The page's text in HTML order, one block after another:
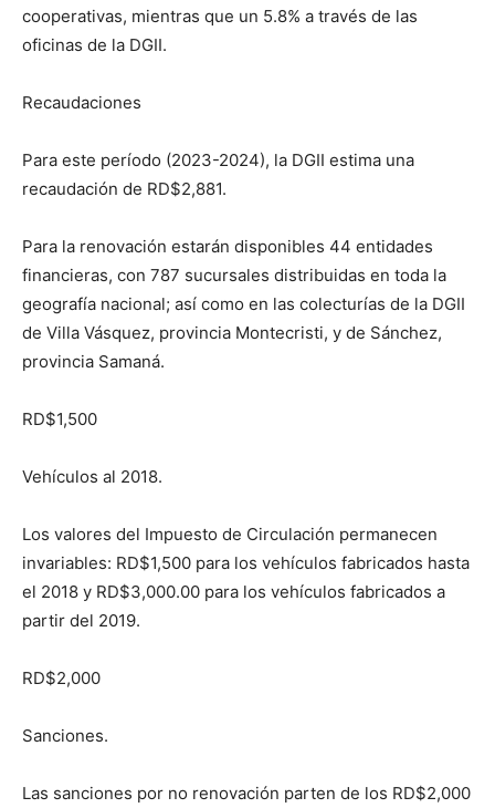
cooperativas, mientras que un 5.8% a través de las
oficinas de la DGII.
Recaudaciones
Para este período (2023-2024), la DGII estima una
recaudación de RD$2,881.
Para la renovación estarán disponibles 44 entidades
financieras, con 787 sucursales distribuidas en toda la
geografía nacional; así como en las colecturías de la DGII
de Villa Vásquez, provincia Montecristi, y de Sánchez,
provincia Samaná.
RD$1,500
Vehículos al 2018.
Los valores del Impuesto de Circulación permanecen
invariables: RD$1,500 para los vehículos fabricados hasta
el 2018 y RD$3,000.00 para los vehículos fabricados a
partir del 2019.
RD$2,000
Sanciones.
Las sanciones por no renovación parten de los RD$2,000